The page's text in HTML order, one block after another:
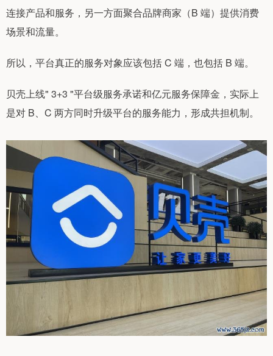
连接产品和服务，另一方面聚合品牌商家（B 端）提供消费
场景和流量。
所以，平台真正的服务对象应该包括 C 端，也包括 B 端。
贝壳上线" 3+3 "平台级服务承诺和亿元服务保障金，实际上
是对 B、C 两方同时升级平台的服务能力，形成共担机制。